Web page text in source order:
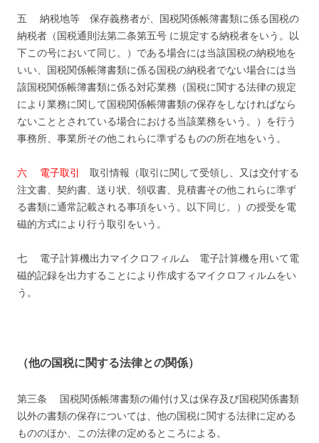
五 納税地等 保存義務者が、国税関係帳簿書類に係る国税の
納税者（国税通則法第二条第五号 に規定する納税者をいう。以
下この号において同じ。）である場合には当該国税の納税地を
いい、国税関係帳簿書類に係る国税の納税者でない場合には当
該国税関係帳簿書類に係る対応業務（国税に関する法律の規定
により業務に関して国税関係帳簿書類の保存をしなければなら
ないこととされている場合における当該業務をいう。）を行う
事務所、事業所その他これらに準ずるものの所在地をいう。
六 電子取引
取引情報（取引に関して受領し、又は交付する
注文書、契約書、送り状、領収書、見積書その他これらに準ず
る書類に通常記載される事項をいう。以下同じ。）の授受を電
磁的方式により行う取引をいう。
七 電子計算機出力マイクロフィルム 電子計算機を用いて電
磁的記録を出力することにより作成するマイクロフィルムをい
う。
（他の国税に関する法律との関係）
第三条 国税関係帳簿書類の備付け又は保存及び国税関係書類
以外の書類の保存については、他の国税に関する法律に定める
もののほか、この法律の定めるところによる。